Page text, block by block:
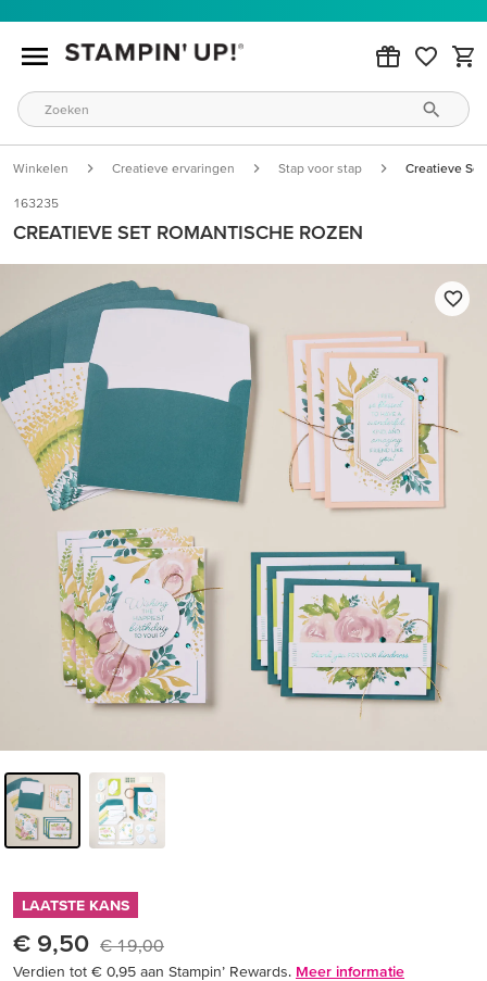
Winkelen Creatieve ervaringen Stap voor stap Creatieve
163235
CREATIEVE SET ROMANTISCHE ROZEN
LAATSTE KANS
€ 9,50 € 19,00
Verdien tot € 0,95 aan Stampin’ Rewards. Meer informatie